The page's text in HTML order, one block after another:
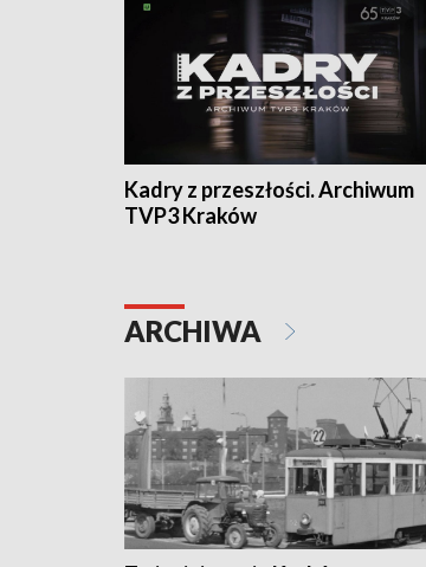
Kadry z przeszłości. Archiwum
TVP3 Kraków
ARCHIWA